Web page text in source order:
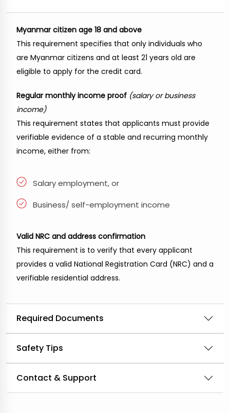
Myanmar citizen age 18 and above
This requirement specifies that only individuals who
are Myanmar citizens and at least 21 years old are
eligible to apply for the credit card.
Regular monthly income proof (salary or business
income)
This requirement states that applicants must provide
verifiable evidence of a stable and recurring monthly
income, either from:
Salary employment, or
Business/ self-employment income
Valid NRC and address confirmation
This requirement is to verify that every applicant
provides a valid National Registration Card (NRC) and a
verifiable residential address.
Required Documents
Safety Tips
Contact & Support